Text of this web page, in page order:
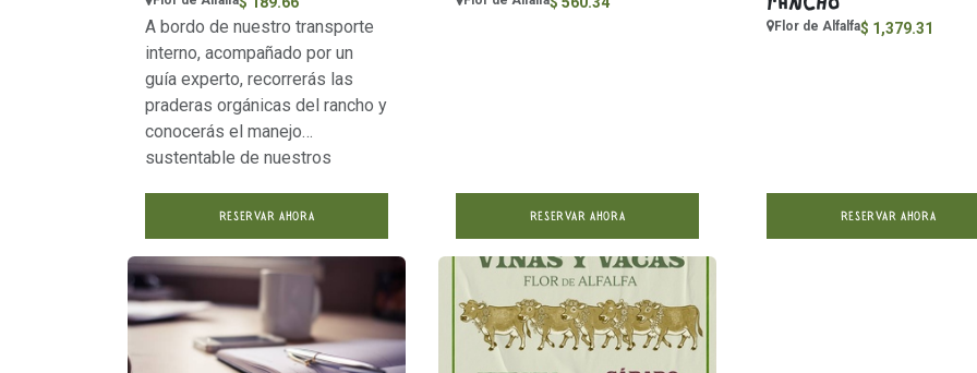
A bordo de nuestro transporte
interno, acompañado por un
guía experto, recorrerás las
praderas orgánicas del rancho y
conocerás el manejo
sustentable de nuestros
RESERVAR AHORA RESERVAR AHORA
Flor de Alfalfa$ 1,379.31
RESERVAR AHORA